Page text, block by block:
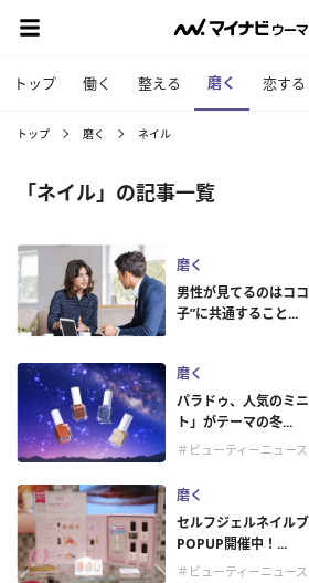
トップ 働く 整える 磨く 恋する
トップ 磨く ネイル
「ネイル」の記事一覧
磨く
男性が見てるのはコ
子”に共通すること...
磨く
パラドゥ、人気のミ
ト」がテーマの冬...
＃ビューティーニュース
磨く
セルフジェルネイル
POPUP開催中！...
＃ビューティーニュース